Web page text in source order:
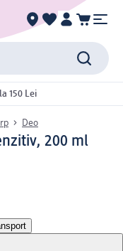
150 Lei
Deo
200 ml